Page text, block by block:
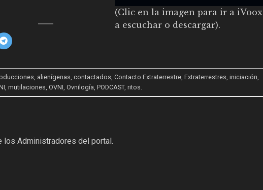
(Clic en la imagen para ir a iVoox
a escuchar o descargar).
alienígenas contactados Contacto Extraterrestre, Extraterrestres iniciación
mutilaciones OVNI Ovnilogía PODCAST, ritos
los Administradores del portal.